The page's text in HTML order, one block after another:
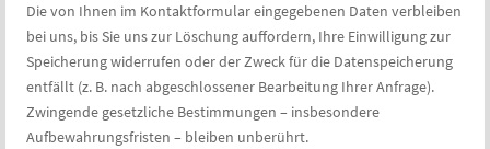
Die von Ihnen im Kontaktformular eingegebenen Daten verbleiben
bei uns, bis Sie uns zur Löschung auffordern, Ihre Einwilligung zur
Speicherung widerrufen oder der Zweck für die Datenspeicherung
entfällt (z. B. nach abgeschlossener Bearbeitung Ihrer Anfrage).
Zwingende gesetzliche Bestimmungen – insbesondere
Aufbewahrungsfristen – bleiben unberührt.